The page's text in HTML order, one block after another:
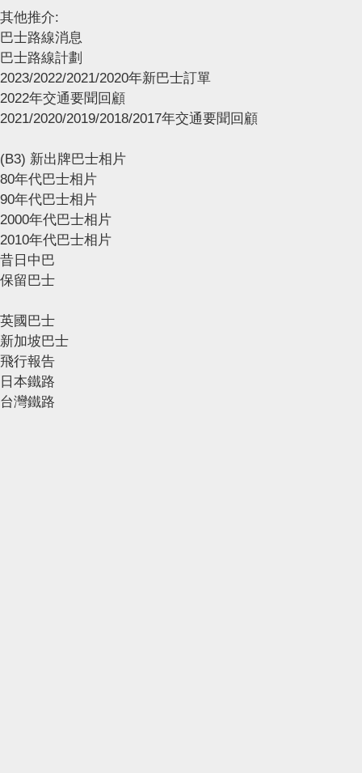
其他推介:
巴士路線消息
巴士路線計劃
2023/2022/2021/2020年新巴士訂單
2022年交通要聞回顧
2021/2020/2019/2018/2017年交通要聞回顧
(B3) 新出牌巴士相片
80年代巴士相片
90年代巴士相片
2000年代巴士相片
2010年代巴士相片
昔日中巴
保留巴士
英國巴士
新加坡巴士
飛行報告
日本鐵路
台灣鐵路